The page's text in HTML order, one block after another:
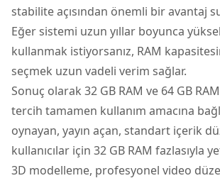
stabilite açısından önemli bir avantaj
Eğer sistemi uzun yıllar boyunca
kullanmak istiyorsanız, RAM
seçmek uzun vadeli verim sağlar.
Sonuç olarak 32 GB RAM ve 64 GB
tercih tamamen kullanım amacına
oynayan, yayın açan, standart içerik
kullanıcılar için 32 GB RAM fazlasıyla
3D modelleme, profesyonel video